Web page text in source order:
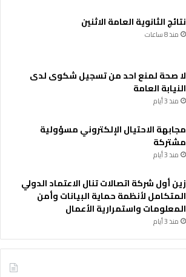
نتائج الثانوية العامة الاثنين
منذ 8 ساعات
لا صحة لمنع احد من تسجيل شكوى لدى
النيابة العامة
منذ 3 أيام
مجابهة الاحتيال الإلكتروني مسؤولية
مشتركة
منذ 3 أيام
زين أول شركة اتصالات تنال الاعتماد الدولي
المتكامل لأنظمة حماية البيانات وأمن
المعلومات واستمرارية الأعمال
منذ 3 أيام